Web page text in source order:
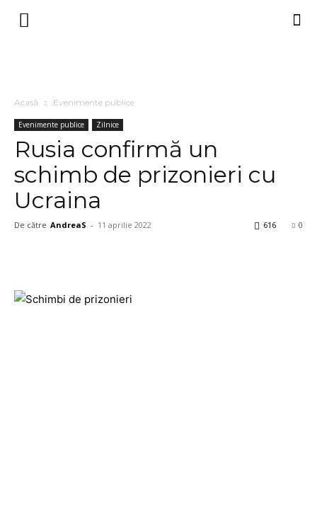
Acasă Evenimente publice
Evenimente publice Zilnice
Rusia confirmă un
schimb de prizonieri cu
Ucraina
De către AndreaS - 11 aprilie 2022 0
616